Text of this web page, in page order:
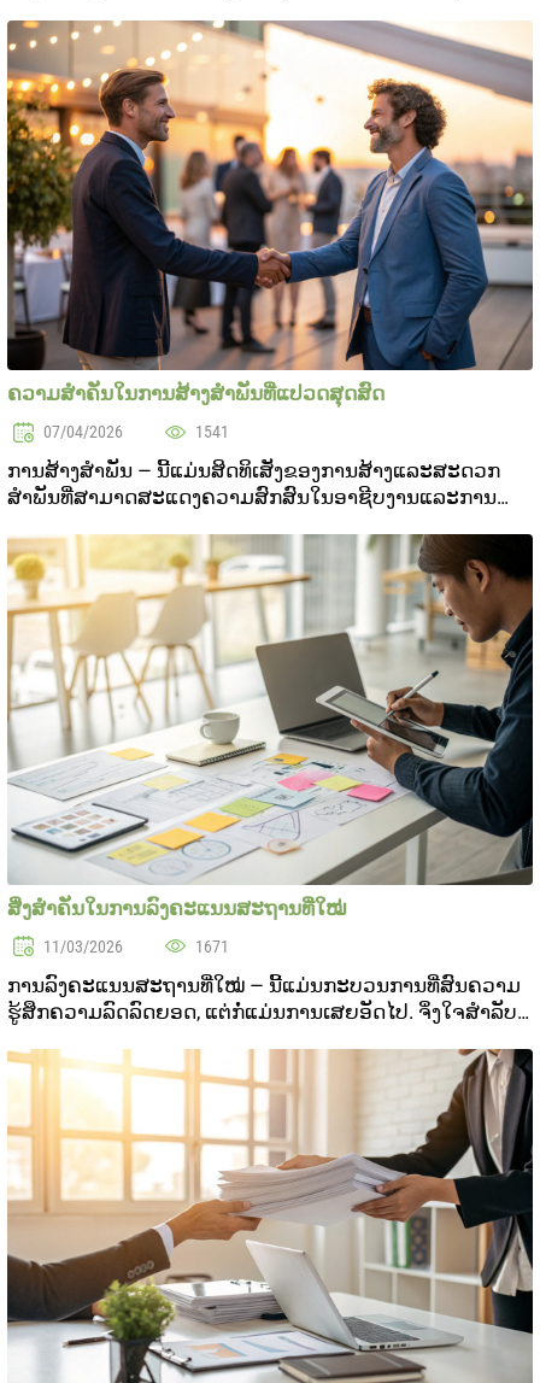
ບັນທິນນີ້ ພວກເຮົາຈະສະແດງຂະບວນການສໍາຄັນ ທີ່ຈະໃຫ້...
ຄວາມສຳຄັນໃນການສ້າງສຳພັນທີ່ແປວດສຸດສົດ
07/04/2026 1541
ການສ້າງສຳພັນ — ນີ້ແມ່ນສິດທິເສັງຂອງການສ້າງແລະສະດວກ
ສຳພັນທີ່ສາມາດສະແດງຄວາມສົກສົນໃນອາຊີບງານແລະການ
ສ້າງສຳພັນກໍ່ກັບສິນຄ້າແລະສິດສະຍະການສ້າງສຳພັນກໍ່ກັບແຕ່
ຂອບເຂດລ...
ສິ່ງສຳຄັນໃນການລົງຄະແນນສະຖານທີ່ໃໝ່
11/03/2026 1671
ການລົງຄະແນນສະຖານທີ່ໃໝ່ — ນີ້ແມ່ນກະບວນການທີ່ສົນຄວາມ
ຮູ້ສຶກຄວາມລົດລົດຍອດ, ແຕ່ກໍ່ແມ່ນການເສຍອັດໄປ. ຈິ່ງໃຈສໍາລັບ
ສະຖານທີ່ໃໝ່. ໃນບົດບັນທຸກນີ້ ພວກເຮົາຈະສືອກສິ່ງ...